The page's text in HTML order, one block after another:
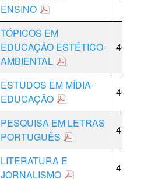
ENSINO
TÓPICOS EM
EDUCAÇÃO ESTÉTICO-
AMBIENTAL
40
ESTUDOS EM MÍDIA-
EDUCAÇÃO
40
PESQUISA EM LETRAS
PORTUGUÊS
45
LITERATURA E
JORNALISMO
45